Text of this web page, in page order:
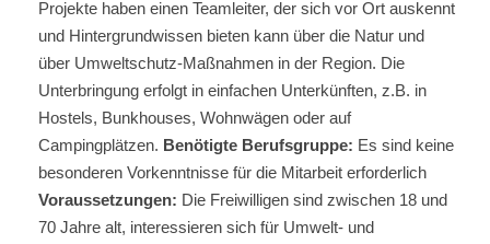
Projekte haben einen Teamleiter, der sich vor Ort auskennt
und Hintergrundwissen bieten kann über die Natur und
über Umweltschutz-Maßnahmen in der Region. Die
Unterbringung erfolgt in einfachen Unterkünften, z.B. in
Hostels, Bunkhouses, Wohnwägen oder auf
Campingplätzen. Benötigte Berufsgruppe: Es sind keine
besonderen Vorkenntnisse für die Mitarbeit erforderlich
Voraussetzungen: Die Freiwilligen sind zwischen 18 und
70 Jahre alt, interessieren sich für Umwelt- und